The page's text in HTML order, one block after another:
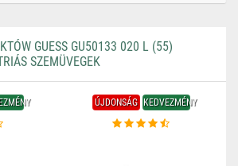
GUESS GU50133 020 L (55)
SZEMÜVEGEK
ÚJDONSÁG KEDVEZMÉNY